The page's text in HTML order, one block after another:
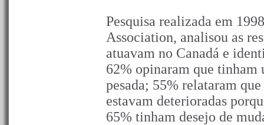
Pesquisa realizada em
Association, analisou as
atuavam no Canadá e
62% opinaram que tinham
pesada; 55% relataram
estavam deterioradas
65% tinham desejo de